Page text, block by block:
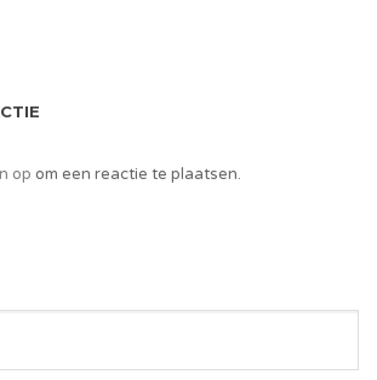
op om een reactie te plaatsen.